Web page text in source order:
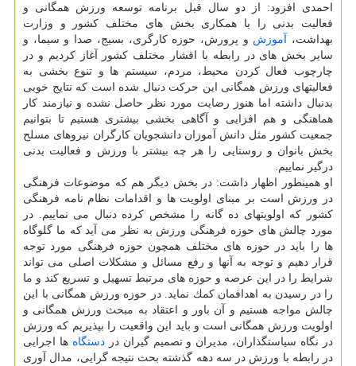
احمدی افزود: از دو سال قبل برنامه توسعه ورزش همگانی و
فعالیت بدنی را با همكاری بخش های مختلف كشور و وزارت
بهداشت،
آموزش و پرورش، حوزه كارگری، بسیج، صدا و سیما، و
سایر بخش های در رابطه با اقشار مختلف كشور آغاز كردیم و در
چارچوب فعال كردن محیط، مردم، سیستم ها و تنوع بخشی به
فعالیتهای ورزش همگانی این حركت دنبال شده است كه نتایج خوبی
بدنبال داشته اما هنوز رضایت مورد نظر حاصل نشده و نیازمند كار
هماهنگی و هم افزایی و آگاهی بخشی بیشتری هستیم تا بتوانیم
جمعیت كشور مثل دانش آموزان دانشجویان كارگران نیروهای مسلح
بخش بانوان و روستایی را هر چه بیشتر با ورزش و فعالیت بدنی
درگیر نماییم.
او همینطور اظهار داشت: در بخش دیگر هم كه موضوعات فرهنگی
در ورزش است بر مبنای اولویت ها و اقدامات نظام نامه فرهنگی
كشور كه اولویتهای ده گانه را مشخص كرده دنبال می نماییم. در
مورد چالش های حوزه فرهنگی ورزش به نظر می آید كه ما گلوگاه
ها را باید در حوزه های مختلف همچون حوزه فرهنگی مورد توجه
قرار دهیم و توجه به آنها و رفع مسائل و مشكلات اصلی می تواند
شرایط را در این عرصه و حوزه های مرتبط تسهیل و تسریع كند و ما
را در رسیدن به اهدافمان كمك نماید. در حوزه ورزش همگانی با این
چالش مواجه هستیم و آن باور و اعتقاد به مبحث ورزش همگانی و
اولویت ورزش همگانی است و باید این واقعیت را بپذیریم كه ورزش
در نگاه سیاستگذاران، مدیران و تصمیم گیران دردستگاه ها اجرایی
در رابطه با ورزش در سه دهه گذشته بحث نتیجه گرایی، مدال آوری